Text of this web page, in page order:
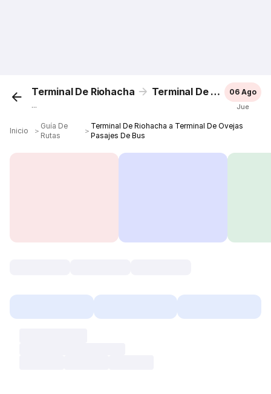
Terminal De Riohacha Terminal De Ovejas
...
06 Ago
Jue
Inicio ＞
Guía De
Rutas
＞
Terminal De Riohacha a Terminal De Ovejas
Pasajes De Bus